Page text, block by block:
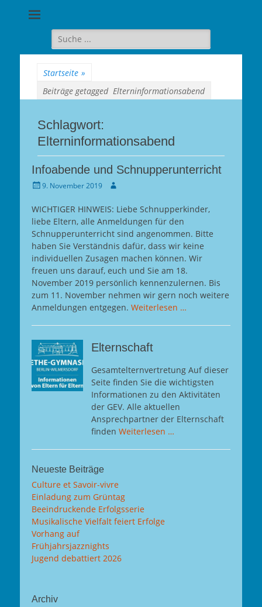
Berlin-
Suche
für:
Startseite »
Beiträge getagged Elterninformationsabend
Schlagwort:
Elterninformationsabend
Infoabende und Schnupperunterricht
Gepostet
9. November 2019 Autor
WICHTIGER HINWEIS: Liebe Schnupperkinder,
liebe Eltern, alle Anmeldungen für den
Schnupperunterricht sind angenommen. Bitte
haben Sie Verständnis dafür, dass wir keine
individuellen Zusagen machen können. Wir
freuen uns darauf, euch und Sie am 18.
November 2019 persönlich kennenzulernen. Bis
zum 11. November nehmen wir gern noch weitere
Anmeldungen entgegen. Weiterlesen …
Elternschaft
Gesamtelternvertretung Auf dieser
Seite finden Sie die wichtigsten
Informationen zu den Aktivitäten
der GEV. Alle aktuellen
Ansprechpartner der Elternschaft
finden Weiterlesen …
Neueste Beiträge
Culture et Savoir-vivre
Einladung zum Grüntag
Beeindruckende Erfolgsserie
Musikalische Vielfalt feiert Erfolge
Vorhang auf
Frühjahrsjazznights
Jugend debattiert 2026
Archiv